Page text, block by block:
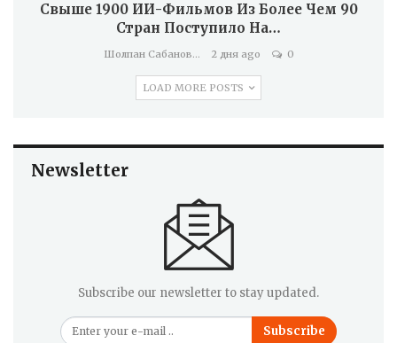
Свыше 1900 ИИ-Фильмов Из Более Чем 90
Стран Поступило На…
Шолпан Сабанова 2 дня ago 0
LOAD MORE POSTS
Newsletter
Subscribe our newsletter to stay updated.
Subscribe